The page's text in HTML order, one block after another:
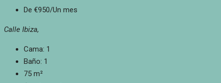
De €950/Un mes
Calle Ibiza,
Cama: 1
Baño: 1
75 m²